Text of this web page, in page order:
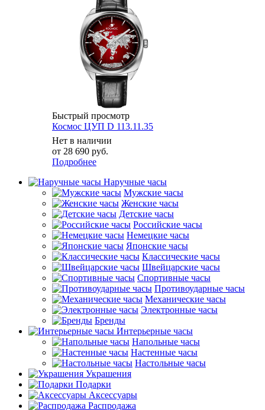
Быстрый просмотр
Космос ЦУП D 113.11.35
Нет в наличии
от 28 690 руб.
Подробнее
Наручные часы
Мужские часы
Женские часы
Детские часы
Российские часы
Немецкие часы
Японские часы
Классические часы
Швейцарские часы
Спортивные часы
Противоударные часы
Механические часы
Электронные часы
Бренды
Интерьерные часы
Напольные часы
Настенные часы
Настольные часы
Украшения
Подарки
Аксессуары
Распродажа